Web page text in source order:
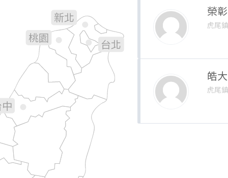
台北
新北
桃園
苗栗
花蓮
宜蘭
榮彰
虎尾
皓大
虎尾